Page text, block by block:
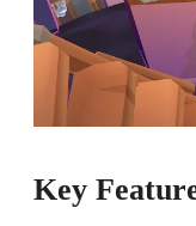
Key